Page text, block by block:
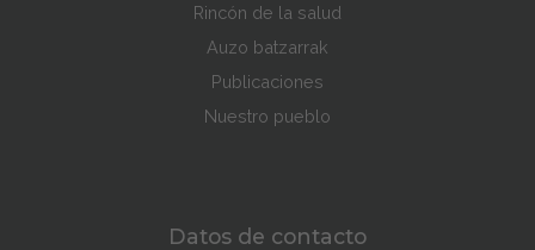
Rincón de la salud
Auzo batzarrak
Publicaciones
Nuestro pueblo
Datos de contacto